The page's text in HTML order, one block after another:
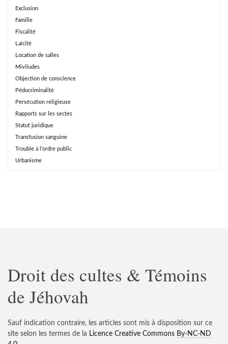
Exclusion
Famille
Fiscalité
Laïcité
Location de salles
Miviludes
Objection de conscience
Pédocriminalité
Persécution religieuse
Rapports sur les sectes
Statut juridique
Transfusion sanguine
Trouble à l’ordre public
Urbanisme
Droit des cultes & Témoins
de Jéhovah
Sauf indication contraire, les articles sont mis à disposition sur ce
site selon les termes de la Licence Creative Commons By-NC-ND